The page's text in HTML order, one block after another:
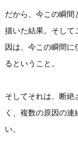
だから、今この瞬間
描いた結果。そして
因は、今この瞬間に
るということ。
そしてそれは、断絶
く、複数の原因の
い。